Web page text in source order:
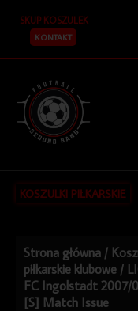
treści
SKUP KOSZULEK
KONTAKT
KOSZULKI PIŁKARSKIE
Strona główna /
piłkarskie klubowe /
FC Ingolstadt 2007/
[S] Match Issue